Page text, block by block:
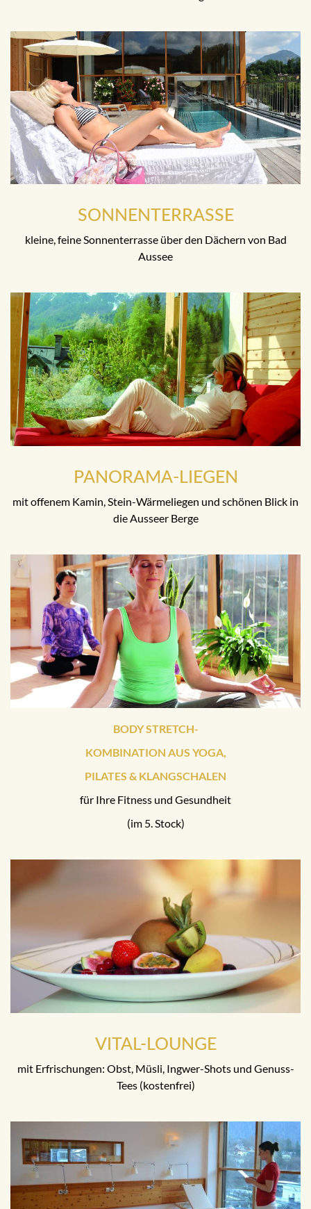
SONNENTERRASSE
kleine, feine Sonnenterrasse über den Dächern von Bad
Aussee
PANORAMA-LIEGEN
mit offenem Kamin, Stein-Wärmeliegen und schönen Blick in
die Ausseer Berge
BODY STRETCH-
KOMBINATION AUS YOGA,
PILATES & KLANGSCHALEN
für Ihre Fitness und Gesundheit
(im 5. Stock)
VITAL-LOUNGE
mit Erfrischungen: Obst, Müsli, Ingwer-Shots und Genuss-
Tees (kostenfrei)